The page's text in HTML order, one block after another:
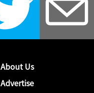
About Us
Advertise